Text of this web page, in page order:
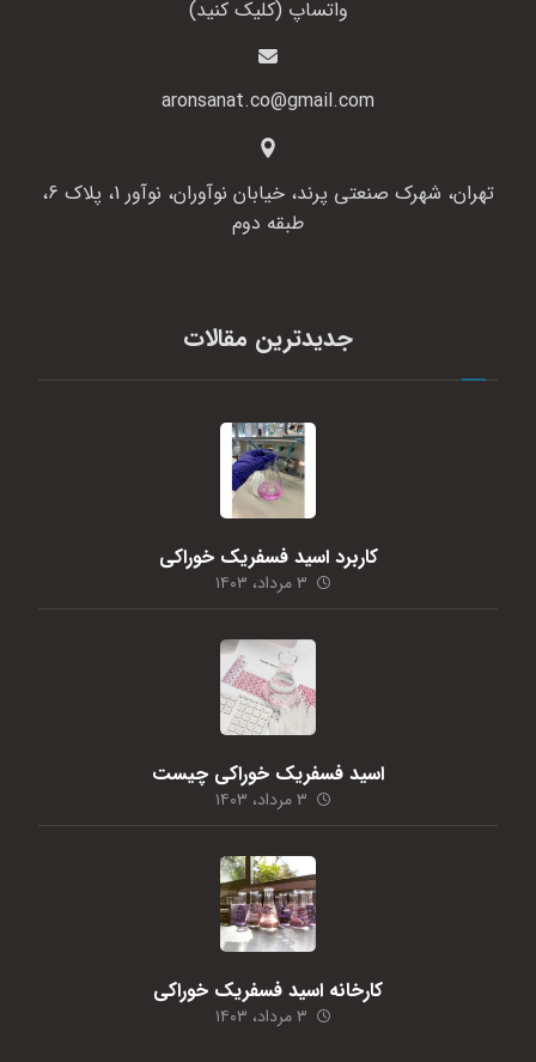
واتساپ (کلیک کنید)
aronsanat.co@gmail.com
تهران، شهرک صنعتی پرند، خیابان نوآوران، نوآور 1، پلاک 6،
طبقه دوم
جدیدترین مقالات
کاربرد اسید فسفریک خوراکی
۳ مرداد، ۱۴۰۳
اسید فسفریک خوراکی چیست
۳ مرداد، ۱۴۰۳
کارخانه اسید فسفریک خوراکی
۳ مرداد، ۱۴۰۳